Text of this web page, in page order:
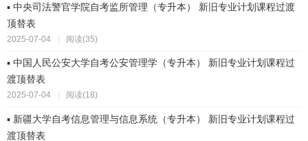
▪ 中央司法警官学院自考监所管理（专升本） 新旧专业计划课程过渡
顶替表
2025-07-04 | 阅读(35)
▪ 中国人民公安大学自考公安管理学（专升本） 新旧专业计划课程过
渡顶替表
2025-07-04 阅读(18)
▪ 新疆大学自考信息管理与信息系统（专升本） 新旧专业计划课程过
渡顶替表